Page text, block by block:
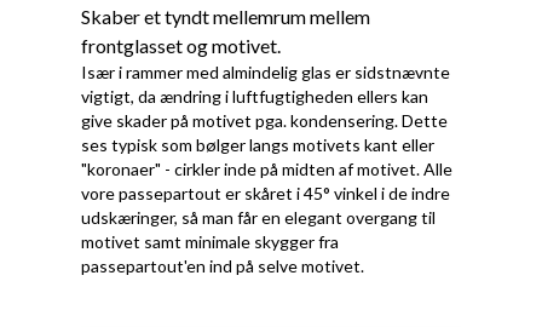
Skaber et tyndt mellemrum mellem
frontglasset og motivet.
Især i rammer med almindelig glas er sidstnævnte
vigtigt, da ændring i luftfugtigheden ellers kan
give skader på motivet pga. kondensering. Dette
ses typisk som bølger langs motivets kant eller
"koronaer" - cirkler inde på midten af motivet. Alle
vore passepartout er skåret i 45° vinkel i de indre
udskæringer, så man får en elegant overgang til
motivet samt minimale skygger fra
passepartout'en ind på selve motivet.